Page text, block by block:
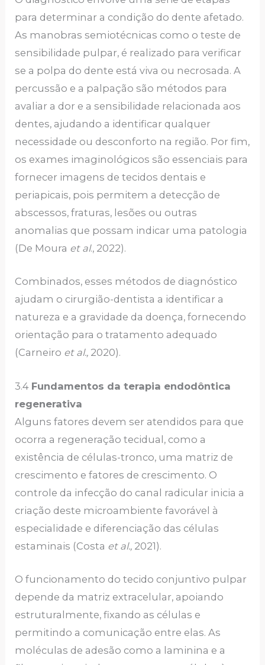
para determinar a condição do dente afetado.
As manobras semiotécnicas como o teste de
sensibilidade pulpar, é realizado para verificar
se a polpa do dente está viva ou necrosada. A
percussão e a palpação são métodos para
avaliar a dor e a sensibilidade relacionada aos
dentes, ajudando a identificar qualquer
necessidade ou desconforto na região. Por fim,
os exames imaginológicos são essenciais para
fornecer imagens de tecidos dentais e
periapicais, pois permitem a detecção de
abscessos, fraturas, lesões ou outras
anomalias que possam indicar uma patologia
(De Moura et al., 2022).
Combinados, esses métodos de diagnóstico
ajudam o cirurgião-dentista a identificar a
natureza e a gravidade da doença, fornecendo
orientação para o tratamento adequado
(Carneiro et al., 2020).
3.4 Fundamentos da terapia endodôntica
regenerativa
Alguns fatores devem ser atendidos para que
ocorra a regeneração tecidual, como a
existência de células-tronco, uma matriz de
crescimento e fatores de crescimento. O
controle da infecção do canal radicular inicia a
criação deste microambiente favorável à
especialidade e diferenciação das células
estaminais (Costa et al., 2021).
O funcionamento do tecido conjuntivo pulpar
depende da matriz extracelular, apoiando
estruturalmente, fixando as células e
permitindo a comunicação entre elas. As
moléculas de adesão como a laminina e a